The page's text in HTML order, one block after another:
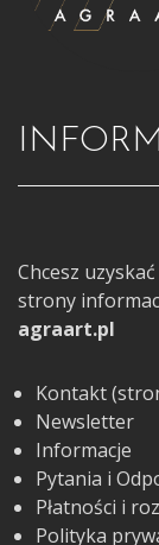
Chcesz
strony
agraart.pl
Kontakt
Newsletter
Informacje
Pytania i
Płatności i
Polityka